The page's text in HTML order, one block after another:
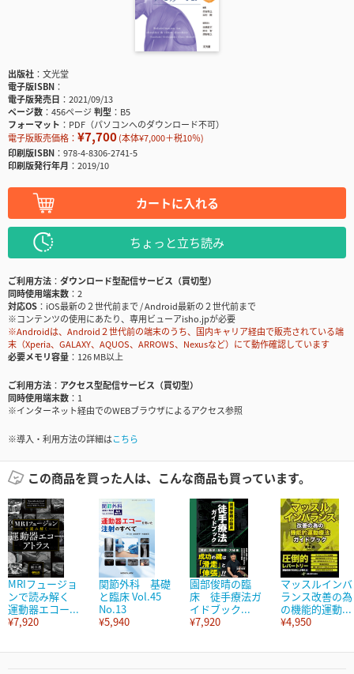
出版社
文光堂
電子版ISBN
電子版発売日
2021/09/13
ページ数
456ページ判型
B5
フォーマット
PDF（パソコンへのダウンロード不可）
電子版販売価格： ¥7,700(本体¥7,000＋税10％)
印刷版ISBN
978-4-8306-2741-5
印刷版発行年月
2019/10
カートに入れる
ちょっと立ち読み
ご利用方法
ダウンロード型配信サービス（買切型）
同時使用端末数
2
対応OS
iOS最新の２世代前まで / Android最新の２世代前まで
※コンテンツの使用にあたり、専用ビューアisho.jpが必要
※Androidは、Android２世代前の端末のうち、国内キャリア経由で販売されている端
末（Xperia、GALAXY、AQUOS、ARROWS、Nexusなど）にて動作確認しています
必要メモリ容量
126 MB以上
ご利用方法
アクセス型配信サービス（買切型）
同時使用端末数
1
※インターネット経由でのWEBブラウザによるアクセス参照
※導入・利用方法の詳細はこちら
この商品を買った人は、こんな商品も買っています。
MRIフュージョ
ンで読み解く
運動器エコー...
¥7,920
関節外科 基礎
と臨床 Vol.45
No.13
¥5,940
園部俊晴の臨
床 徒手療法ガ
イドブック...
¥7,920
マッスルインバ
ランス改善の為
の機能的運動...
¥4,950